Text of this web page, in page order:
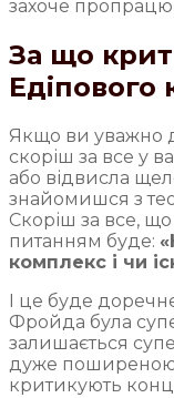
захоче
За що
Едіпового
Якщо ви уважно
скоріш за все у
або відвисла
знайомишся з
Скоріш за все,
питанням буде:
комплекс і чи
І це буде
Фройда була
залишається
дуже поширеною
критикують